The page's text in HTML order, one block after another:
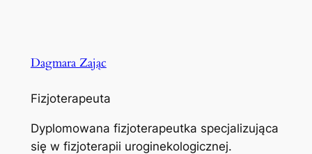
Dagmara Zając
Fizjoterapeuta
Dyplomowana fizjoterapeutka specjalizująca
się w fizjoterapii uroginekologicznej.